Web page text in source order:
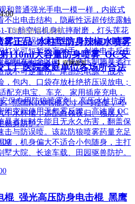
和普通强光手电一模一样，内嵌式
不出电击结构，隐蔽性远超传统露触
T6 航空铝机身抗摔耐磨，灯头莲花
打与车祸破窗逃生作用。K100电棍
灯光可短暂致盲对手，创造电击反击
控制在安全区间，快速压制施暴者行
成不可逆重伤。尾部总电源 + 战术
，包内、口袋存放杜绝挤压误放电；
配充电宝、车充、家用插座充电，
。黑鹰K100电棍尺寸小巧轻便，可
车水杯槽，适配白领夜归、独居人
贴身防护。
棍_强光高压防身电击棍_黑鹰
雾正品_水柱型防身辣椒水喷雾
110ml大容量防身喷雾_OC安
工厂医院家庭单位各场所合法
保专用防狼喷雾剂，高压水柱抗风
闭空间使用无气雾反噬。高浓度 OC
暴者短时失能且无永久伤害，翻盖保
击与防误喷。该款防狼喷雾药量充足
堵，机身偏大不适合小包随身，主打
墅大院、长途车载、田园驱兽防护。
贝斯达防身专卖网
身用品黑鹰安防器材】官网首页